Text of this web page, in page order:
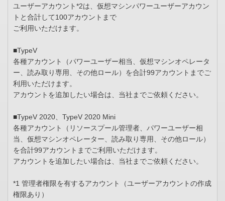
ユーザーアカウント*2は、仮想マシンパワーユーザーアカウン
トと合計して100アカウントまで
ご利用いただけます。
■TypeV
各種アカウント（パワーユーザー相当、仮想マシンオペレータ
ー、読み取り専用、その他ロール）を合計99アカウントまでご
利用いただけます。
アカウントを追加したい場合は、当社までご依頼ください。
■TypeV 2020、TypeV 2020 Mini
各種アカウント（リソースプール管理者、パワーユーザー相
当、仮想マシンオペレーター、読み取り専用、その他ロール）
を合計99アカウントまでご利用いただけます。
アカウントを追加したい場合は、当社までご依頼ください。
*1 管理者権限を有するアカウント（ユーザーアカウントの作成
権限あり）